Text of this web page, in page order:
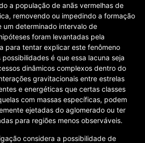
a população de anãs vermelhas de
removendo ou impedindo a formação
um determinado intervalo de
foram levantadas pela
para tentar explicar este fenômeno
é que essa lacuna seja
dinâmicos complexos dentro do
gravitacionais entre estrelas
e energéticas que certas classes
com massas específicas, podem
ejetadas do aglomerado ou ter
para regiões menos observáveis.
considera a possibilidade de